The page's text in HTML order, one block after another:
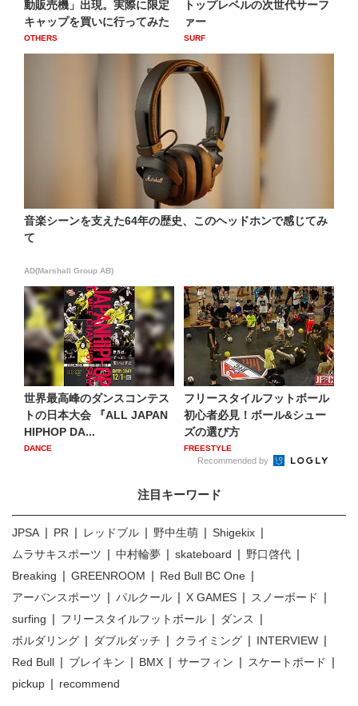
動販売機」出現。実際に限定
キャップを買いに行ってみた
OTHERS
トップレベルの次世代サーフ
ァー
SURF
音楽シーンを支えた64年の歴史、このヘッドホンで感じてみ
て
AD(Marshall Group AB)
世界最高峰のダンスコンテス
トの日本大会 『ALL JAPAN
HIPHOP DA...
DANCE
フリースタイルフットボール
初心者必見！ボール&シュー
ズの選び方
FREESTYLE
Recommended by
注目キーワード
JPSA PR レッドブル 野中生萌
Shigekix
ムラサキスポーツ
中村輪夢 skateboard
野口啓代
Breaking
GREENROOM
Red Bull BC One
アーバンスポーツ
パルクール X GAMES
スノーボード
surfing
フリースタイルフットボール
ダンス
ボルダリング
ダブルダッチ クライミング
INTERVIEW
Red Bull
ブレイキン BMX サーフィン
スケートボード
pickup
recommend